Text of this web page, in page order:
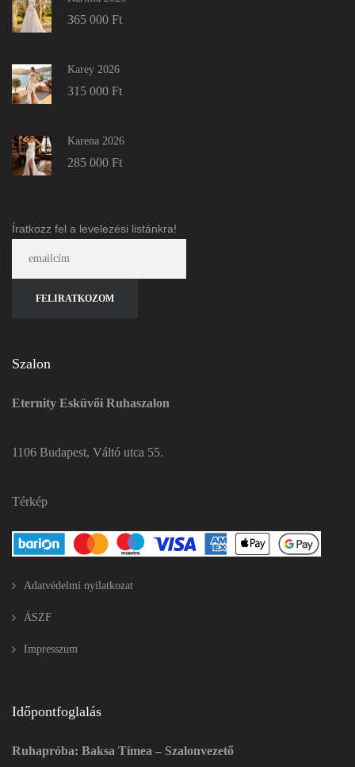
365 000 Ft
Karey 2026
315 000 Ft
Karena 2026
285 000 Ft
Íratkozz fel a levelezési listánkra!
Szalon
Eternity Esküvői Ruhaszalon
1106 Budapest, Váltó utca 55.
Térkép
Adatvédelmi nyilatkozat
ÁSZF
Impresszum
Időpontfoglalás
Ruhapróba: Baksa Tímea – Szalonvezető